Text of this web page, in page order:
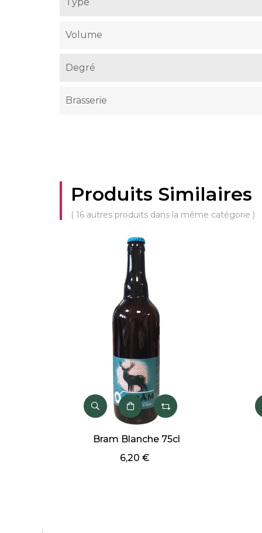
Volume
Degré
Brasserie
Produits Similaires
( 16 autres produits dans la même catégorie )
Bram Blanche 75cl
6,20 €